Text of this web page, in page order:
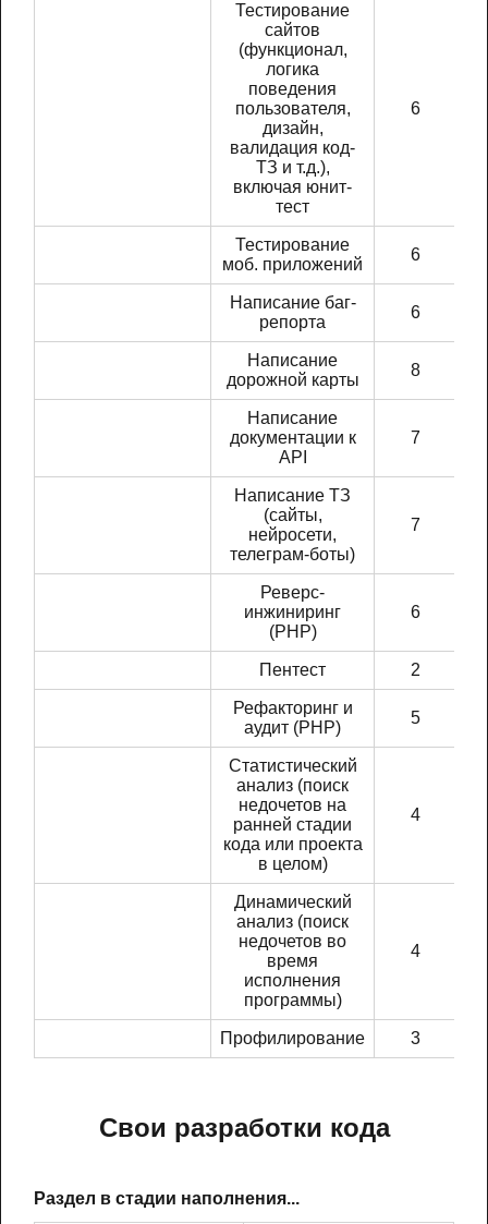
Тестирование
сайтов
(функционал,
логика
поведения
пользователя,
дизайн,
валидация код-
ТЗ и т.д.),
включая юнит-
тест
6
Тестирование
моб. приложений
6
Написание баг-
репорта
6
Написание
дорожной карты
8
Написание
документации к
API
7
Написание ТЗ
(сайты,
нейросети,
телеграм-боты)
7
Реверс-
инжиниринг
(PHP)
6
Пентест 2
Рефакторинг и
аудит (PHP)
5
Статистический
анализ (поиск
недочетов на
ранней стадии
кода или проекта
в целом)
4
Динамический
анализ (поиск
недочетов во
время
исполнения
программы)
4
Профилирование 3
Свои разработки кода
Раздел в стадии наполнения...